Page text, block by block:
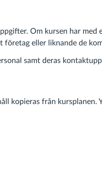
Om kursen har med
eller liknande de
samt deras
kopieras från kursplanen.